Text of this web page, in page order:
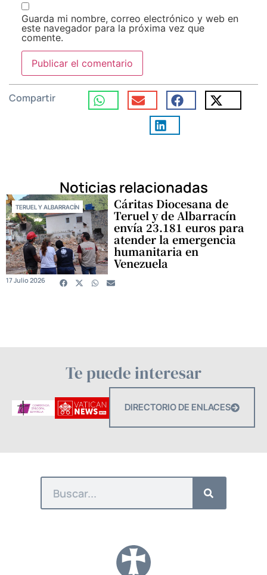
Guarda mi nombre, correo electrónico y web en
este navegador para la próxima vez que
comente.
Compartir
Noticias relacionadas
TERUEL Y ALBARRACÍN Cáritas Diocesana de
Teruel y de Albarracín
envía 23.181 euros para
atender la emergencia
humanitaria en
Venezuela
17 Julio 2026
Te puede interesar
DIRECTORIO DE ENLACES